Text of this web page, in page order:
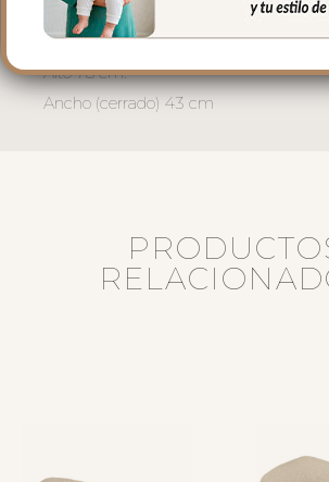
secado al natural.
Medidas:
Alto 78 cm.
Ancho (cerrado) 43 cm